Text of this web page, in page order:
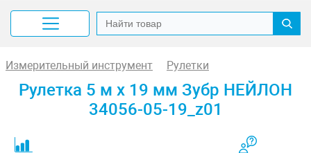
Измерительный инструмент Рулетки
Рулетка 5 м x 19 мм Зубр НЕЙЛОН
34056-05-19_z01